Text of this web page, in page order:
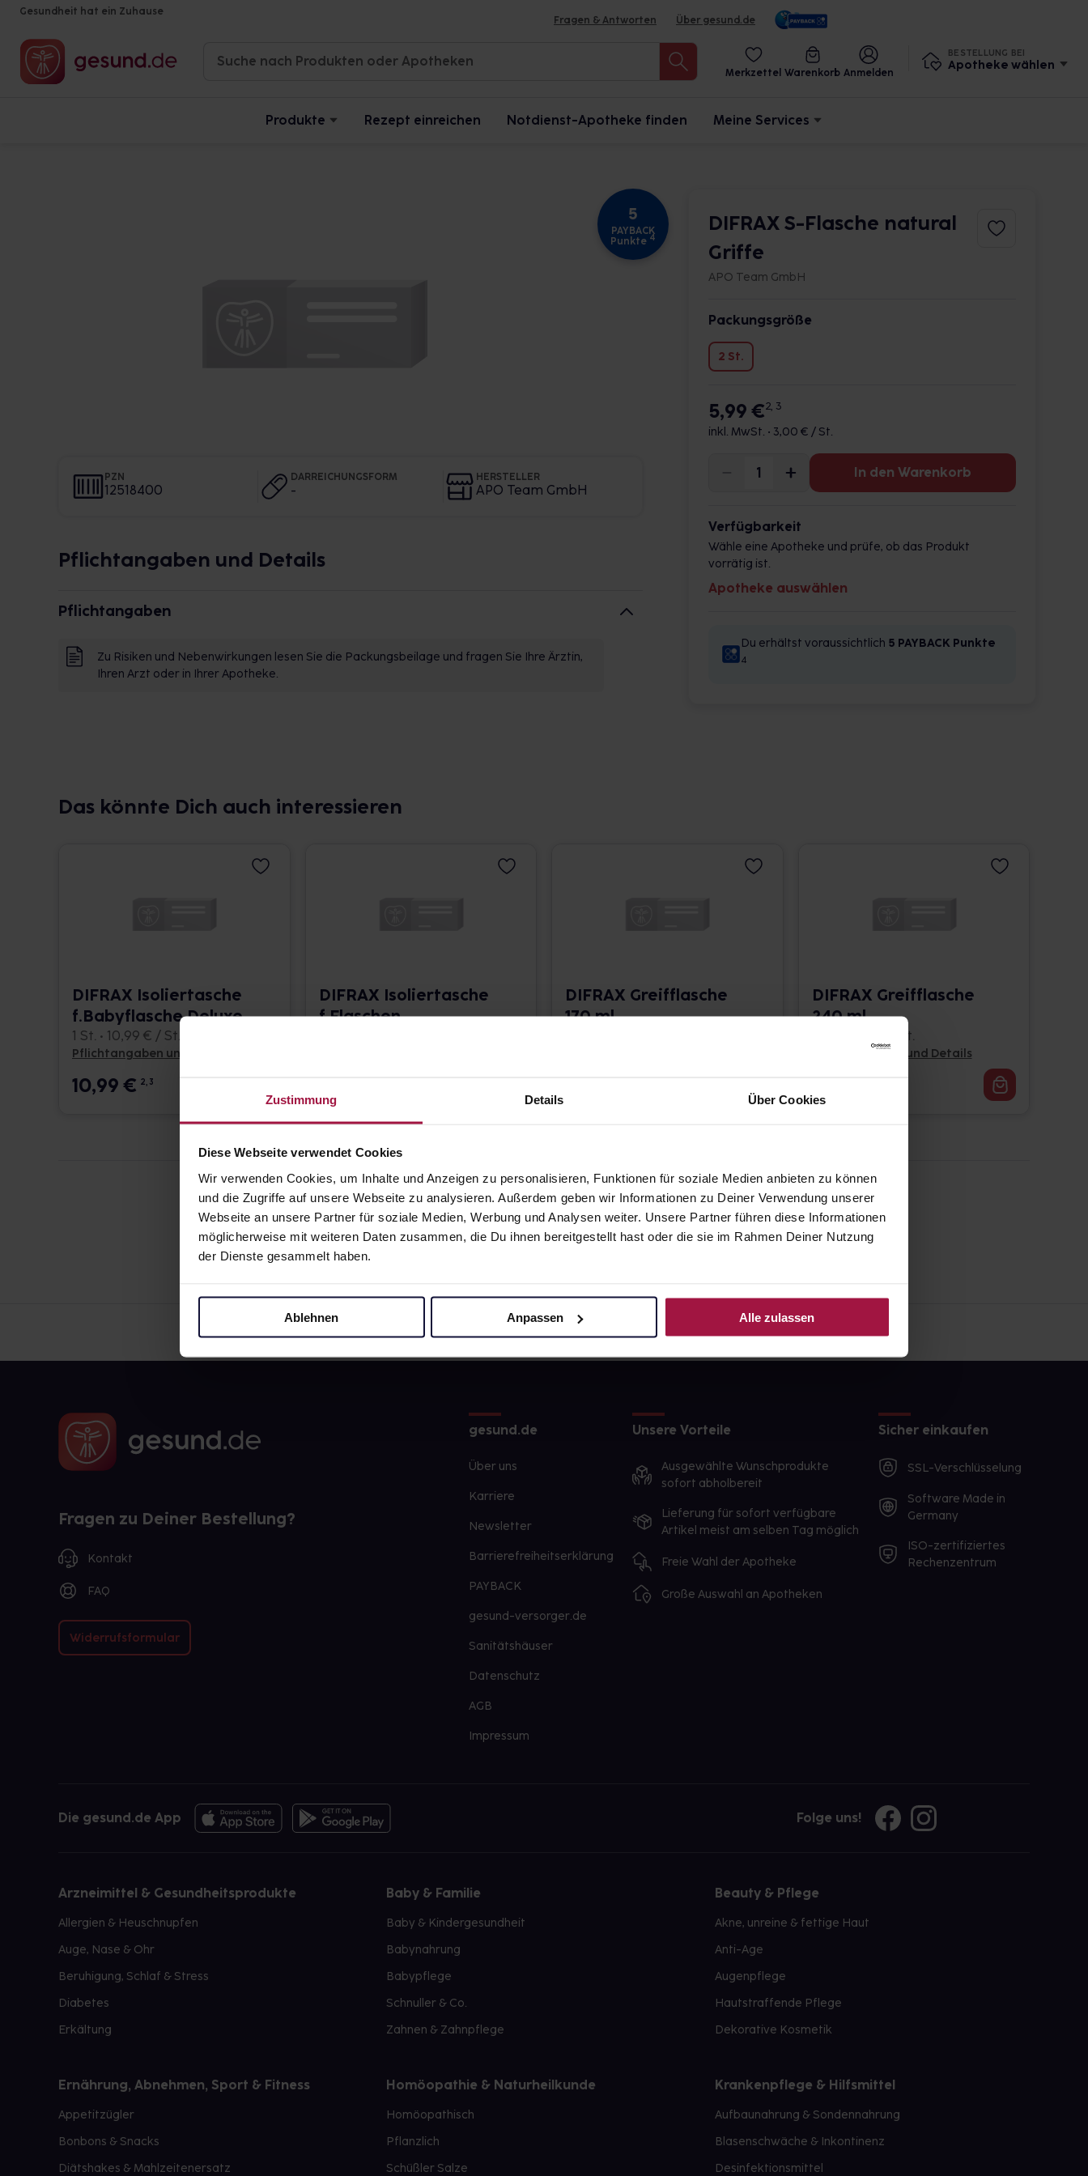
Zustimmung Details Über Cookies
Diese Webseite verwendet Cookies
Wir verwenden Cookies, um Inhalte und Anzeigen zu personalisieren, Funktionen für soziale Medien anbieten zu können
und die Zugriffe auf unsere Webseite zu analysieren. Außerdem geben wir Informationen zu Deiner Verwendung unserer
Webseite an unsere Partner für soziale Medien, Werbung und Analysen weiter. Unsere Partner führen diese Informationen
möglicherweise mit weiteren Daten zusammen, die Du ihnen bereitgestellt hast oder die sie im Rahmen Deiner Nutzung
der Dienste gesammelt haben.
Ablehnen Anpassen Alle zulassen
Gesundheit hat ein Zuhause
Fragen & Antworten Über gesund.de
Merkzettel Warenkorb Anmelden
BESTELLUNG BEI
Apotheke wählen
Produkte Rezept einreichen Notdienst-Apotheke finden Meine Services
5
PAYBACK
Punkte 4
PZN
12518400
DARREICHUNGSFORM
-
HERSTELLER
APO Team GmbH
Pflichtangaben und Details
Pflichtangaben
Zu Risiken und Nebenwirkungen lesen Sie die Packungsbeilage und fragen Sie Ihre Ärztin,
Ihren Arzt oder in Ihrer Apotheke.
DIFRAX S-Flasche natural
Griffe
APO Team GmbH
Packungsgröße
2 St.
5,99 €2, 3
inkl. MwSt. • 3,00 € / St.
In den Warenkorb
Verfügbarkeit
Wähle eine Apotheke und prüfe, ob das Produkt
vorrätig ist.
Apotheke auswählen
Du erhältst voraussichtlich 5 PAYBACK Punkte
4
Das könnte Dich auch interessieren
DIFRAX Isoliertasche
f.Babyflasche Deluxe
1 St. • 10,99 € / St.
Pflichtangaben und Details
10,99€ 2, 3
DIFRAX Isoliertasche
f.Flaschen
DIFRAX Greifflasche
170 ml
DIFRAX Greifflasche
240 ml
1 St. • 9,99 € / St.
Pflichtangaben und Details
Fragen zu Deiner Bestellung?
Kontakt
FAQ
Widerrufsformular
gesund.de
Über uns
Karriere
Newsletter
Barrierefreiheitserklärung
PAYBACK
gesund-versorger.de
Sanitätshäuser
Datenschutz
AGB
Impressum
Unsere Vorteile
Ausgewählte Wunschprodukte
sofort abholbereit
Lieferung für sofort verfügbare
Artikel meist am selben Tag möglich
Freie Wahl der Apotheke
Große Auswahl an Apotheken
Sicher einkaufen
SSL-Verschlüsselung
Software Made in
Germany
ISO-zertifiziertes
Rechenzentrum
Die gesund.de App Folge uns!
Arzneimittel & Gesundheitsprodukte
Allergien & Heuschnupfen
Auge, Nase & Ohr
Beruhigung, Schlaf & Stress
Diabetes
Erkältung
Baby & Familie
Baby & Kindergesundheit
Babynahrung
Babypflege
Schnuller & Co.
Zahnen & Zahnpflege
Beauty & Pflege
Akne, unreine & fettige Haut
Anti-Age
Augenpflege
Hautstraffende Pflege
Dekorative Kosmetik
Ernährung, Abnehmen, Sport & Fitness
Appetitzügler
Bonbons & Snacks
Diätshakes & Mahlzeitenersatz
Homöopathie & Naturheilkunde
Homöopathisch
Pflanzlich
Schüßler Salze
Krankenpflege & Hilfsmittel
Aufbaunahrung & Sondennahrung
Blasenschwäche & Inkontinenz
Desinfektionsmittel